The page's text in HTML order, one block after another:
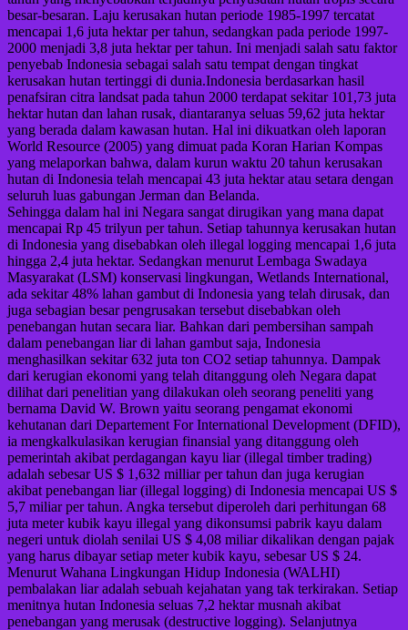
besar-besaran. Laju kerusakan hutan periode 1985-1997 tercatat
mencapai 1,6 juta hektar per tahun, sedangkan pada periode 1997-
2000 menjadi 3,8 juta hektar per tahun. Ini menjadi salah satu faktor
penyebab Indonesia sebagai salah satu tempat dengan tingkat
kerusakan hutan tertinggi di dunia.Indonesia berdasarkan hasil
penafsiran citra landsat pada tahun 2000 terdapat sekitar 101,73 juta
hektar hutan dan lahan rusak, diantaranya seluas 59,62 juta hektar
yang berada dalam kawasan hutan. Hal ini dikuatkan oleh laporan
World Resource (2005) yang dimuat pada Koran Harian Kompas
yang melaporkan bahwa, dalam kurun waktu 20 tahun kerusakan
hutan di Indonesia telah mencapai 43 juta hektar atau setara dengan
seluruh luas gabungan Jerman dan Belanda.
Sehingga dalam hal ini Negara sangat dirugikan yang mana dapat
mencapai Rp 45 trilyun per tahun. Setiap tahunnya kerusakan hutan
di Indonesia yang disebabkan oleh illegal logging mencapai 1,6 juta
hingga 2,4 juta hektar. Sedangkan menurut Lembaga Swadaya
Masyarakat (LSM) konservasi lingkungan, Wetlands International,
ada sekitar 48% lahan gambut di Indonesia yang telah dirusak, dan
juga sebagian besar pengrusakan tersebut disebabkan oleh
penebangan hutan secara liar. Bahkan dari pembersihan sampah
dalam penebangan liar di lahan gambut saja, Indonesia
menghasilkan sekitar 632 juta ton CO2 setiap tahunnya. Dampak
dari kerugian ekonomi yang telah ditanggung oleh Negara dapat
dilihat dari penelitian yang dilakukan oleh seorang peneliti yang
bernama David W. Brown yaitu seorang pengamat ekonomi
kehutanan dari Departement For International Development (DFID),
ia mengkalkulasikan kerugian finansial yang ditanggung oleh
pemerintah akibat perdagangan kayu liar (illegal timber trading)
adalah sebesar US $ 1,632 milliar per tahun dan juga kerugian
akibat penebangan liar (illegal logging) di Indonesia mencapai US $
5,7 miliar per tahun. Angka tersebut diperoleh dari perhitungan 68
juta meter kubik kayu illegal yang dikonsumsi pabrik kayu dalam
negeri untuk diolah senilai US $ 4,08 miliar dikalikan dengan pajak
yang harus dibayar setiap meter kubik kayu, sebesar US $ 24.
Menurut Wahana Lingkungan Hidup Indonesia (WALHI)
pembalakan liar adalah sebuah kejahatan yang tak terkirakan. Setiap
menitnya hutan Indonesia seluas 7,2 hektar musnah akibat
penebangan yang merusak (destructive logging). Selanjutnya